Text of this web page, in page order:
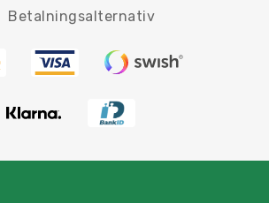
Betalningsalternativ